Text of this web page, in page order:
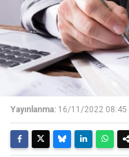
Yayınlanma: 16/11/2022 08:45